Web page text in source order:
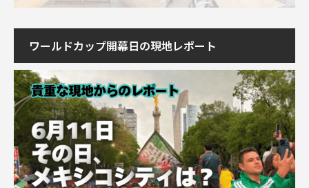
ワールドカップ開幕日の現地レポート